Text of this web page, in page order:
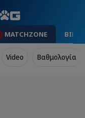
MATCHZONE
Video Βαθμολογία